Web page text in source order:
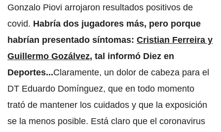
Gonzalo Piovi arrojaron resultados positivos de
covid. Habría dos jugadores más, pero porque
habrían presentado síntomas: Cristian Ferreira y
Guillermo Gozálvez, tal informó Diez en
Deportes...Claramente, un dolor de cabeza para el
DT Eduardo Domínguez, que en todo momento
trató de mantener los cuidados y que la exposición
se la menos posible. Está claro que el coronavirus